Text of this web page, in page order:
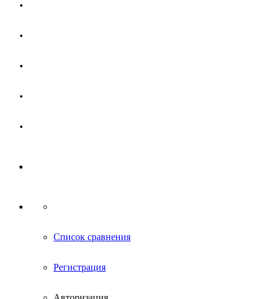
Список сравнения
Регистрация